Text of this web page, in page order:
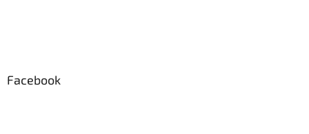
Facebook